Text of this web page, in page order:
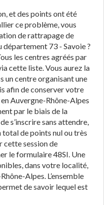
et des points ont été
ce problème, vous
de rattrapage de
73 - Savoie ?
les centres agréés par
cette liste. Vous aurez la
un centre organisant une
afin de conserver votre
Auvergne-Rhône-Alpes
par le biais de la
s’inscrire sans attendre,
de points nul ou très
cette session de
le formulaire 48SI. Une
dans votre localité,
Alpes. L’ensemble
de savoir lequel est